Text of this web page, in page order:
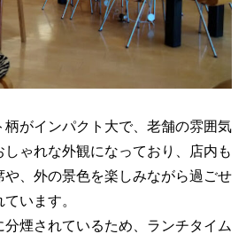
柄がインパクト大で、老舗の雰囲気
しゃれな外観になっており、店内も
や、外の景色を楽しみながら過ごせ
います。
分煙されているため、ランチタイム